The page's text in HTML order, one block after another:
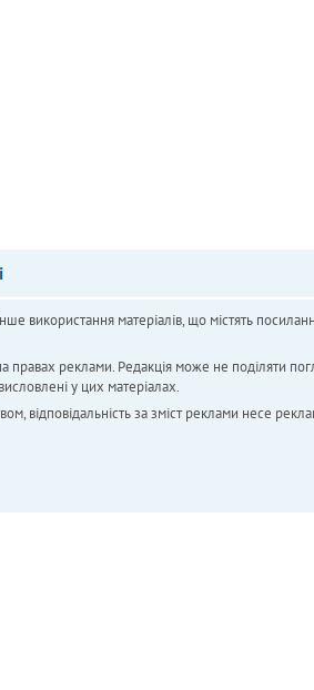
використання матеріалів, що містять
реклами. Редакція може не поділяти
у цих матеріалах.
відповідальність за зміст реклами несе